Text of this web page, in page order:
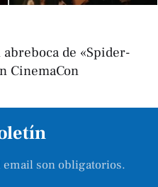
de «Spider-
CinemaCon
son obligatorios.